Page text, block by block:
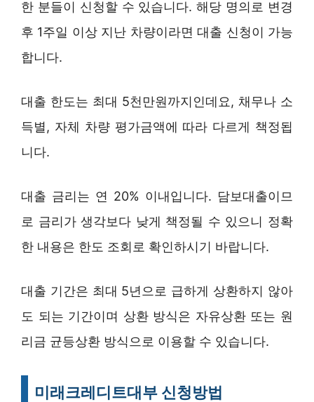
한 분들이 신청할 수 있습니다. 해당 명의로 변경
후 1주일 이상 지난 차량이라면 대출 신청이 가능
합니다.
대출 한도는 최대 5천만원까지인데요, 채무나 소
득별, 자체 차량 평가금액에 따라 다르게 책정됩
니다.
대출 금리는 연 20% 이내입니다. 담보대출이므
로 금리가 생각보다 낮게 책정될 수 있으니 정확
한 내용은 한도 조회로 확인하시기 바랍니다.
대출 기간은 최대 5년으로 급하게 상환하지 않아
도 되는 기간이며 상환 방식은 자유상환 또는 원
리금 균등상환 방식으로 이용할 수 있습니다.
미래크레디트대부 신청방법